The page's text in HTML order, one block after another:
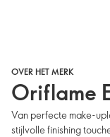
OVER HET MERK
Oriflame
Van perfecte make-
stijlvolle finishing